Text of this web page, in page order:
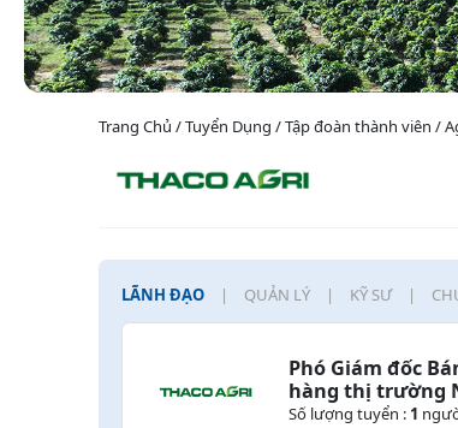
Trang Chủ / Tuyển Dụng / Tập đoàn thành viên /
LÃNH ĐẠO QUẢN LÝ KỸ SƯ
Phó Giám đốc
hàng thị trường
Bản
Số lượng tuyển : 1